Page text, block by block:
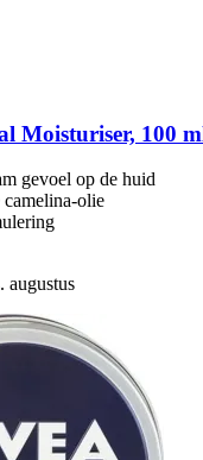
Moisturiser, 100
gevoel op de huid
olie
augustus